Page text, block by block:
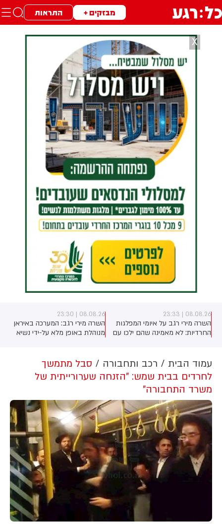
מבזקים + התראות
X
08.08.26 | 23:33
השרה מירי רגב על איומי המפלגות
החרדיות: לא מאמינה שהם ילכו עם
שהם צריכים להתגייס". על יאיר גולן
אמרה השרה: "הוא עומד בראש
מפלגה תומכת טרור". לסיום פנתה
לגלעד ארדן: "אל תבזבז קולות של
הימין"
08.08.26 | 23:30
השרה מירי רגב: המערכה באיראן
מנוהלת באופן מלא על-ידי נשיא
איראן תתקוף את ישראל - אנחנו
לא מחוייבים לשום הסכם
עמוד הבית רכב ותחבורה
סבל מתמשך
לחרדים בבית שמש: "הזנחה שערורייתית של
משרד התחבורה"